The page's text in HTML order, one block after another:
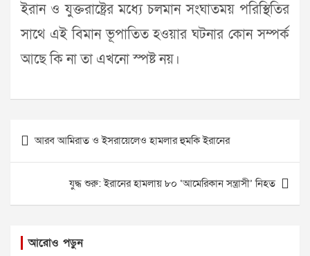
ইরান ও যুক্তরাষ্ট্রের মধ্যে চলমান সংঘাতময় পরিস্থিতির
সাথে এই বিমান ভূপাতিত হওয়ার ঘটনার কোন সম্পর্ক
আছে কি না তা এখনো স্পষ্ট নয়।
Post
navigation
আরব আমিরাত ও ইসরায়েলেও হামলার হুমকি ইরানের
যুদ্ধ শুরু: ইরানের হামলায় ৮০ ‘আমেরিকান সন্ত্রাসী’ নিহত
আরোও পড়ুন